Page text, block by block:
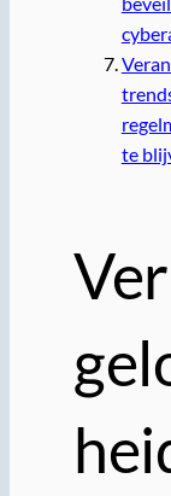
te